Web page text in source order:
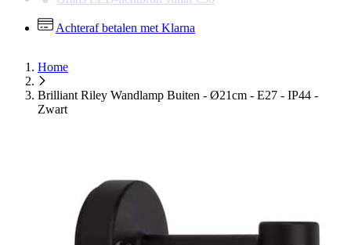
Gratis LED-lichtbron vanaf €30
Achteraf betalen met Klarna
Home
Brilliant Riley Wandlamp Buiten - Ø21cm - E27 - IP44 -
Zwart